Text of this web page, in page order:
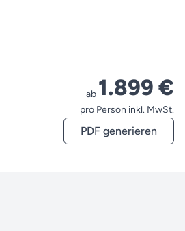
ab 1.899 €
pro Person inkl. MwSt.
PDF generieren